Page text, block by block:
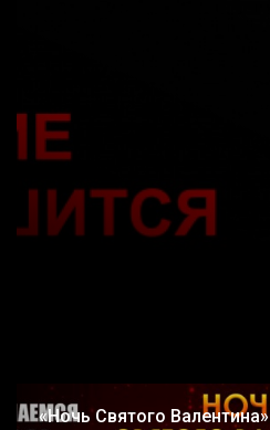
«Ночь Святого Валентина»